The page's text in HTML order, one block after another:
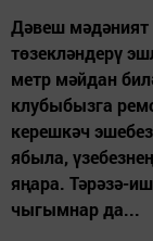
Дәвеш мәдәният
төзекләндерү
метр мәйдан
клубыбызга
керешкәч
ябыла,
яңара. Тәрәзә-
чыгымнар да...